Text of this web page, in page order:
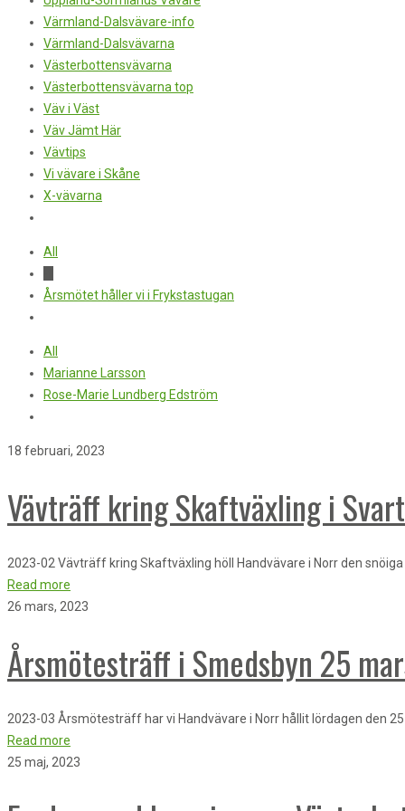
Värmland-Dalsvävare-info
Värmland-Dalsvävarna
Västerbottensvävarna
Västerbottensvävarna top
Väv i Väst
Väv Jämt Här
Vävtips
Vi vävare i Skåne
X-vävarna
All
Årsmötet håller vi i Frykstastugan
All
Marianne Larsson
Rose-Marie Lundberg Edström
18 februari, 2023
Vävträff kring Skaftväxling i
2023-02 Vävträff kring Skaftväxling höll Handvävare i Norr den
Read more
26 mars, 2023
Årsmötesträff i Smedsbyn 25
2023-03 Årsmötesträff har vi Handvävare i Norr hållit lördagen den
Read more
25 maj, 2023